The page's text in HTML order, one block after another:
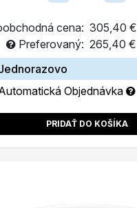
cena: 305,40 €
Preferovaný: 265,40 €
Objednávka
PRIDAŤ DO KOŠÍKA